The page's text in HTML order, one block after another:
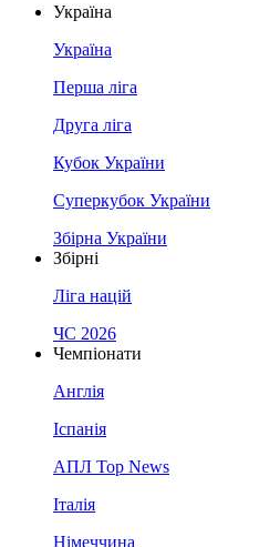
Україна
Україна
Перша ліга
Друга ліга
Кубок України
Суперкубок України
Збірна України
Збірні
Ліга націй
ЧС 2026
Чемпіонати
Англія
Іспанія
АПЛ Top News
Італія
Німеччина